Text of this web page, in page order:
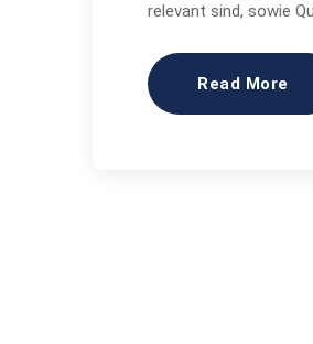
relevant sind, sowie
Read More